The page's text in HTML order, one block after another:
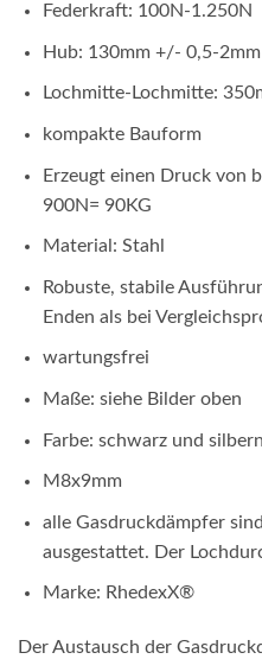
Federkraft: 100N-1.250N
Hub: 130mm +/- 0,5-2mm
Lochmitte-Lochmitte:
kompakte Bauform
Erzeugt einen Druck von
900N= 90KG
Material: Stahl
Robuste, stabile
Enden als bei
wartungsfrei
Maße: siehe Bilder oben
Farbe: schwarz und silbern
M8x9mm
alle Gasdruckdämpfer
ausgestattet. Der
Marke: RhedexX®
Der Austausch der